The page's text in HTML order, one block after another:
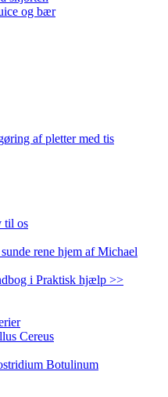
og bær
af pletter med tis
til os
rene hjem af Michael
i Praktisk hjælp >>
Cereus
Botulinum